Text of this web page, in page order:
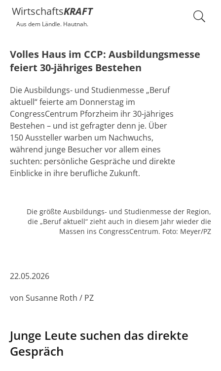
WirtschaftsKRAFT
Aus dem Ländle. Hautnah.
Volles Haus im CCP: Ausbildungsmesse
feiert 30-jähriges Bestehen
Die Ausbildungs- und Studienmesse „Beruf
aktuell“ feierte am Donnerstag im
CongressCentrum Pforzheim ihr 30-jähriges
Bestehen – und ist gefragter denn je. Über
150 Aussteller warben um Nachwuchs,
während junge Besucher vor allem eines
suchten: persönliche Gespräche und direkte
Einblicke in ihre berufliche Zukunft.
Die größte Ausbildungs- und Studienmesse der Region,
die „Beruf aktuell“ zieht auch in diesem Jahr wieder die
Massen ins CongressCentrum. Foto: Meyer/PZ
22.05.2026
von Susanne Roth / PZ
Junge Leute suchen das direkte
Gespräch